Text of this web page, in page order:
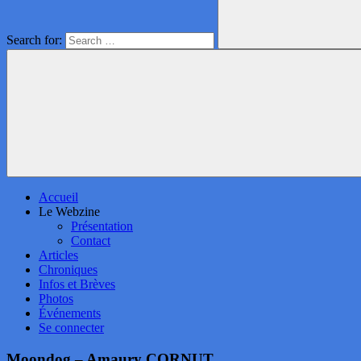
Search for:
Accueil
Le Webzine
Présentation
Contact
Articles
Chroniques
Infos et Brèves
Photos
Événements
Se connecter